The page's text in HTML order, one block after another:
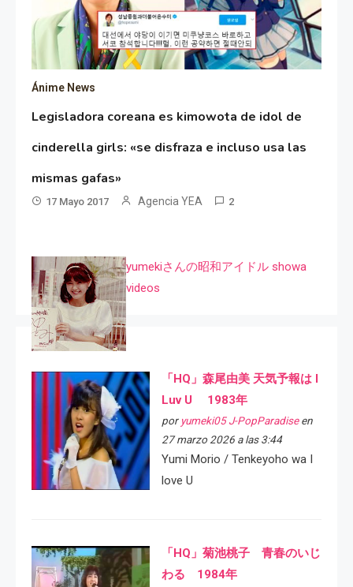
Ánime News
Legisladora coreana es kimowota de idol de
cinderella girls: «se disfraza e incluso usa las
mismas gafas»
17 Mayo 2017 Agencia YEA 2
yumekiさんの昭和アイドル showa
videos
「HQ」森尾由美 天気予報は I
Luv U 1983年
por yumeki05 J-PopParadiseen
27 marzo 2026 a las 3:44
Yumi Morio / Tenkeyoho wa I
love U
「HQ」菊池桃子 青春のいじ
わる 1984年